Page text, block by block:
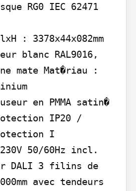
RG0 IEC 62471
: 3378x44x082mm
blanc RAL9016,
mate Mat�riau :
en PMMA satin�
IP20 /
I
230V 50/60Hz incl.
DALI 3 filins de
avec tendeurs